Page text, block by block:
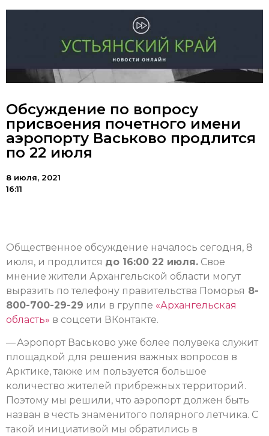
Обсуждение по вопросу
присвоения почетного имени
аэропорту Васьково продлится
по 22 июля
8 июля, 2021
16:11
Общественное обсуждение началось сегодня, 8
июля, и продлится до 16:00 22 июля. Свое
мнение жители Архангельской области могут
выразить по телефону правительства Поморья 8-
800-700-29-29 или в группе «Архангельская
область» в соцсети ВКонтакте.
— Аэропорт Васьково уже более полувека служит
площадкой для решения важных вопросов в
Арктике, также им пользуется большое
количество жителей прибрежных территорий.
Поэтому мы решили, что аэропорт должен быть
назван в честь знаменитого полярного летчика. С
такой инициативой мы обратились в